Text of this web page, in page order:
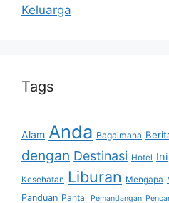
Keluarga
Tags
Alam Anda Bagaimana
dengan Destinasi Hotel Ini
Kesehatan Liburan Mengapa
Panduan Pantai Pemandangan